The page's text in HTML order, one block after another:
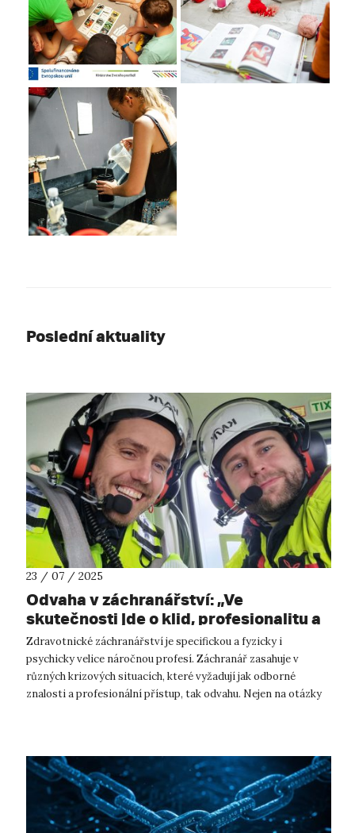
Poslední aktuality
23 / 07 / 2025
Odvaha v záchranářství: „Ve
skutečnosti jde o klid, profesionalitu a
schopnost jednat efektivně pod
tlakem.“
Zdravotnické záchranářství je specifickou a fyzicky i
psychicky velice náročnou profesí. Záchranář zasahuje v
různých krizových situacích, které vyžadují jak odborné
znalosti a profesionální přístup, tak odvahu. Nejen na otázky